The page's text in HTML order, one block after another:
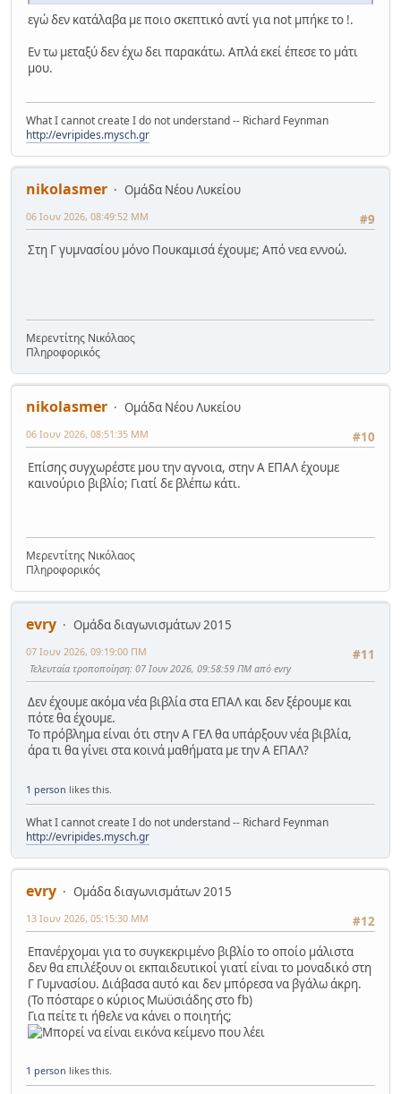
εγώ δεν κατάλαβα με ποιο σκεπτικό αντί για not μπήκε το !.
Εν τω μεταξύ δεν έχω δει παρακάτω. Απλά εκεί έπεσε το μάτι
μου.
What I cannot create I do not understand -- Richard Feynman
http://evripides.mysch.gr
nikolasmer
Ομάδα Νέου Λυκείου
#9
06 Ιουν 2026, 08:49:52 ΜΜ
Στη Γ γυμνασίου μόνο Πουκαμισά έχουμε; Από νεα εννοώ.
Μερεντίτης Νικόλαος
Πληροφορικός
nikolasmer
Ομάδα Νέου Λυκείου
#10
06 Ιουν 2026, 08:51:35 ΜΜ
Επίσης συγχωρέστε μου την αγνοια, στην Α ΕΠΑΛ έχουμε
καινούριο βιβλίο; Γιατί δε βλέπω κάτι.
Μερεντίτης Νικόλαος
Πληροφορικός
evry
Ομάδα διαγωνισμάτων 2015
#11
07 Ιουν 2026, 09:19:00 ΠΜ
Τελευταία τροποποίηση: 07 Ιουν 2026, 09:58:59 ΠΜ από evry
Δεν έχουμε ακόμα νέα βιβλία στα ΕΠΑΛ και δεν ξέρουμε και
πότε θα έχουμε.
Το πρόβλημα είναι ότι στην Α ΓΕΛ θα υπάρξουν νέα βιβλία,
άρα τι θα γίνει στα κοινά μαθήματα με την Α ΕΠΑΛ?
1 person likes this.
What I cannot create I do not understand -- Richard Feynman
http://evripides.mysch.gr
evry
Ομάδα διαγωνισμάτων 2015
#12
13 Ιουν 2026, 05:15:30 ΜΜ
Επανέρχομαι για το συγκεκριμένο βιβλίο το οποίο μάλιστα
δεν θα επιλέξουν οι εκπαιδευτικοί γιατί είναι το μοναδικό στη
Γ Γυμνασίου. Διάβασα αυτό και δεν μπόρεσα να βγάλω άκρη.
(Το πόσταρε ο κύριος Μωϋσιάδης στο fb)
Για πείτε τι ήθελε να κάνει ο ποιητής;
1 person likes this.